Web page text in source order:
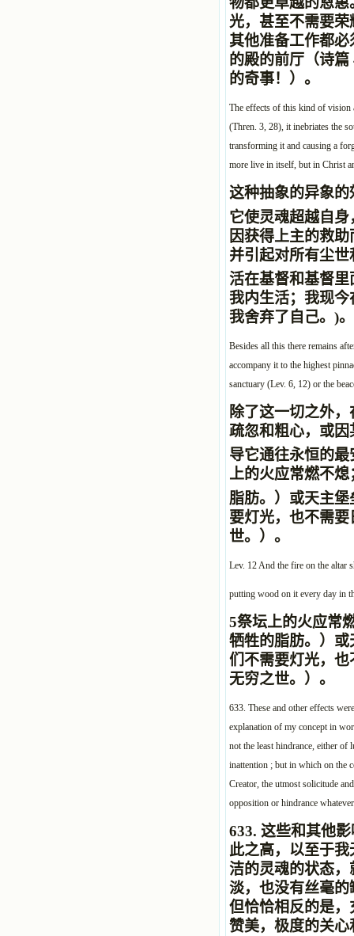
光，甚至不需要
其他准备工作都
的殿的前厅（诗篇
的奇事！ ）。
The effects of this kind of vision
(Thren. 3, 28), it inebriates the
transforming it and causing a
more live in itself, but in Christ
这种抽象的异象的
它使灵魂超越自
因获得上主的救
并引起对所有尘
活在基督和基督
我内生活；我现
我舍弃了自己。 )。
Besides all this there remains
accompany it to the highest
sanctuary (Lev. 6, 12) or the
除了这一切之外，
疏忽和粗心，或
导它通往永恒的
上的火应常燃不
脂肪。 ）或天主
要灯光，也不需
世。 ）。
Lev. 12 And the fire on the altar
putting wood on it every day in
5祭坛上的火应常
牺牲的脂肪。）
们不需要灯光，
无穷之世。）。
633. These and other effects
explanation of my concept in
not the least hindrance, either of
inattention ; but in which on the
Creator, the utmost solicitude
opposition or hindrance
633. 这些和其他
此之高，以至于
洁的灵魂的状态
淡，也没有丝毫
但恰恰相反的是
赞美，极度的关